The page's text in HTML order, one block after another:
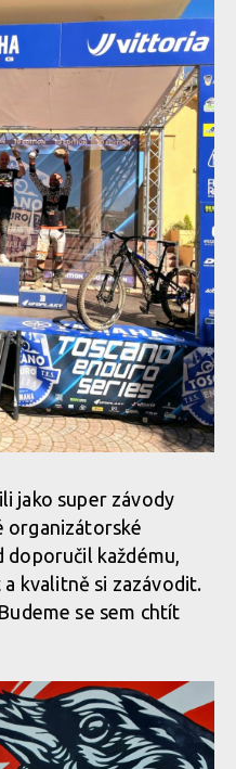
jako super závody
organizátorské
doporučil každému,
kvalitně si zazávodit.
se sem chtít